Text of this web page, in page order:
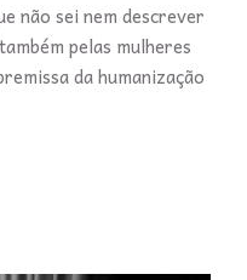
não sei nem descrever
pelas mulheres
da humanização